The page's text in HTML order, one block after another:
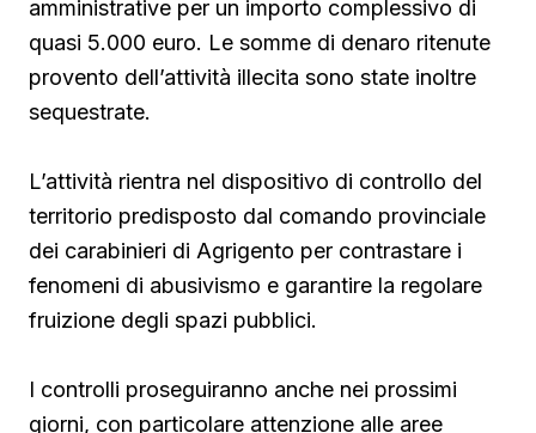
amministrative per un importo complessivo di
quasi 5.000 euro. Le somme di denaro ritenute
provento dell’attività illecita sono state inoltre
sequestrate.
L’attività rientra nel dispositivo di controllo del
territorio predisposto dal comando provinciale
dei carabinieri di Agrigento per contrastare i
fenomeni di abusivismo e garantire la regolare
fruizione degli spazi pubblici.
I controlli proseguiranno anche nei prossimi
giorni, con particolare attenzione alle aree